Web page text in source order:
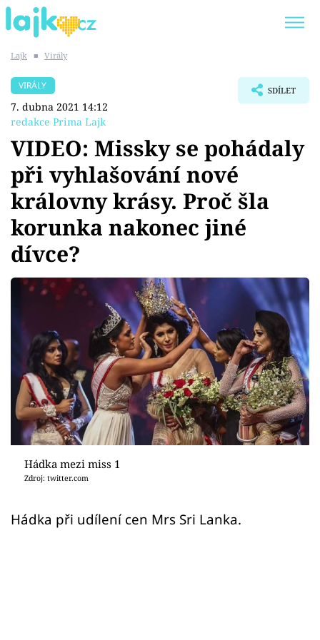
SHOPAHOLICADEL
Témata
Showbyznys
Youtubeři
Virály
Sex a vztahy
Videa
Sledujte prima+
Přihlášení
Lajk ■ Virály
VIRÁLY
7. dubna 2021 14:12
redakce Prima Lajk
SDÍLET
VIDEO: Missky se pohádaly
při vyhlašování nové
královny krásy. Proč šla
korunka nakonec jiné
dívce?
Hádka mezi miss 1
Zdroj: twitter.com
Hádka při udílení cen Mrs Sri Lanka.